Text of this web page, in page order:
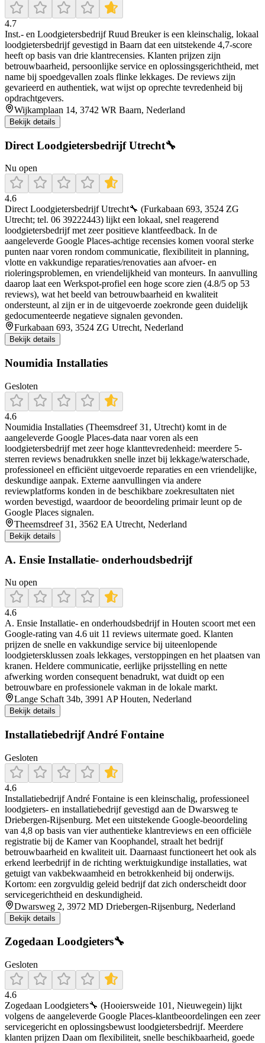
4.7
Inst.- en Loodgietersbedrijf Ruud Breuker is een kleinschalig, lokaal
loodgietersbedrijf gevestigd in Baarn dat een uitstekende 4,7‑score
heeft op basis van drie klantrecensies. Klanten prijzen zijn
betrouwbaarheid, persoonlijke service en oplossingsgerichtheid, met
name bij spoedgevallen zoals flinke lekkages. De reviews zijn
gevarieerd en authentiek, wat wijst op oprechte tevredenheid bij
opdrachtgevers.
Wijkamplaan 14, 3742 WR Baarn, Nederland
Bekijk details
Direct Loodgietersbedrijf Utrecht🔧
Nu open
4.6
Direct Loodgietersbedrijf Utrecht🔧 (Furkabaan 693, 3524 ZG
Utrecht; tel. 06 39222443) lijkt een lokaal, snel reagerend
loodgietersbedrijf met zeer positieve klantfeedback. In de
aangeleverde Google Places-achtige recensies komen vooral sterke
punten naar voren rondom communicatie, flexibiliteit in planning,
vlotte en vakkundige reparaties/renovaties aan afvoer- en
rioleringsproblemen, en vriendelijkheid van monteurs. In aanvulling
daarop laat een Werkspot-profiel een hoge score zien (4.8/5 op 53
reviews), wat het beeld van betrouwbaarheid en kwaliteit
ondersteunt, al zijn er in de uitgevoerde zoekronde geen duidelijk
gedocumenteerde negatieve signalen gevonden.
Furkabaan 693, 3524 ZG Utrecht, Nederland
Bekijk details
Noumidia Installaties
Gesloten
4.6
Noumidia Installaties (Theemsdreef 31, Utrecht) komt in de
aangeleverde Google Places-data naar voren als een
loodgietersbedrijf met zeer hoge klanttevredenheid: meerdere 5-
sterren reviews benadrukken snelle inzet bij lekkage/waterschade,
professioneel en efficiënt uitgevoerde reparaties en een vriendelijke,
deskundige aanpak. Externe aanvullingen via andere
reviewplatforms konden in de beschikbare zoekresultaten niet
worden bevestigd, waardoor de beoordeling primair leunt op de
Google Places signalen.
Theemsdreef 31, 3562 EA Utrecht, Nederland
Bekijk details
A. Ensie Installatie- onderhoudsbedrijf
Nu open
4.6
A. Ensie Installatie- en onderhoudsbedrijf in Houten scoort met een
Google-rating van 4.6 uit 11 reviews uitermate goed. Klanten
prijzen de snelle en vakkundige service bij uiteenlopende
loodgietersklussen zoals lekkages, verstoppingen en het plaatsen van
kranen. Heldere communicatie, eerlijke prijsstelling en nette
afwerking worden consequent benadrukt, wat duidt op een
betrouwbare en professionele vakman in de lokale markt.
Lange Schaft 34b, 3991 AP Houten, Nederland
Bekijk details
Installatiebedrijf André Fontaine
Gesloten
4.6
Installatiebedrijf André Fontaine is een kleinschalig, professioneel
loodgieters- en installatiebedrijf gevestigd aan de Dwarsweg te
Driebergen‑Rijsenburg. Met een uitstekende Google‑beoordeling
van 4,8 op basis van vier authentieke klantreviews en een officiële
registratie bij de Kamer van Koophandel, straalt het bedrijf
betrouwbaarheid en kwaliteit uit. Daarnaast functioneert het ook als
erkend leerbedrijf in de richting werktuigkundige installaties, wat
getuigt van vakbekwaamheid en betrokkenheid bij onderwijs.
Kortom: een zorgvuldig geleid bedrijf dat zich onderscheidt door
servicegerichtheid en deskundigheid.
Dwarsweg 2, 3972 MD Driebergen-Rijsenburg, Nederland
Bekijk details
Zogedaan Loodgieters🔧
Gesloten
4.6
Zogedaan Loodgieters🔧 (Hooiersweide 101, Nieuwegein) lijkt
volgens de aangeleverde Google Places-klantbeoordelingen een zeer
servicegericht en oplossingsbewust loodgietersbedrijf. Meerdere
klanten prijzen Daan om flexibiliteit, snelle beschikbaarheid, goede